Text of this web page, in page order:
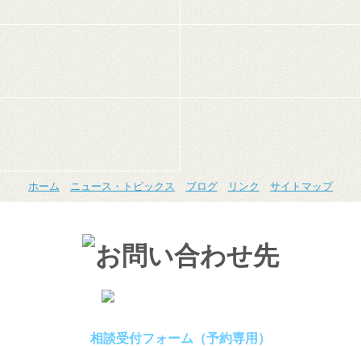
ホーム ニュース・トピックス ブログ リンク サイトマップ
相談受付フォーム（予約専用）